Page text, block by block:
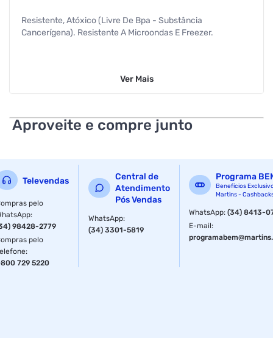
Resistente, Atóxico (Livre De Bpa - Substância
Cancerígena). Resistente A Microondas E Freezer.
Ver Mais
Aproveite e compre junto
Televendas
pelo
:
98428-2779
pelo
:
729 5220
Central de
Atendimento
Pós Vendas
WhatsApp:
(34) 3301-5819
Programa
Benefícios
Martins -
WhatsApp:(34) 8413-
E-mail: